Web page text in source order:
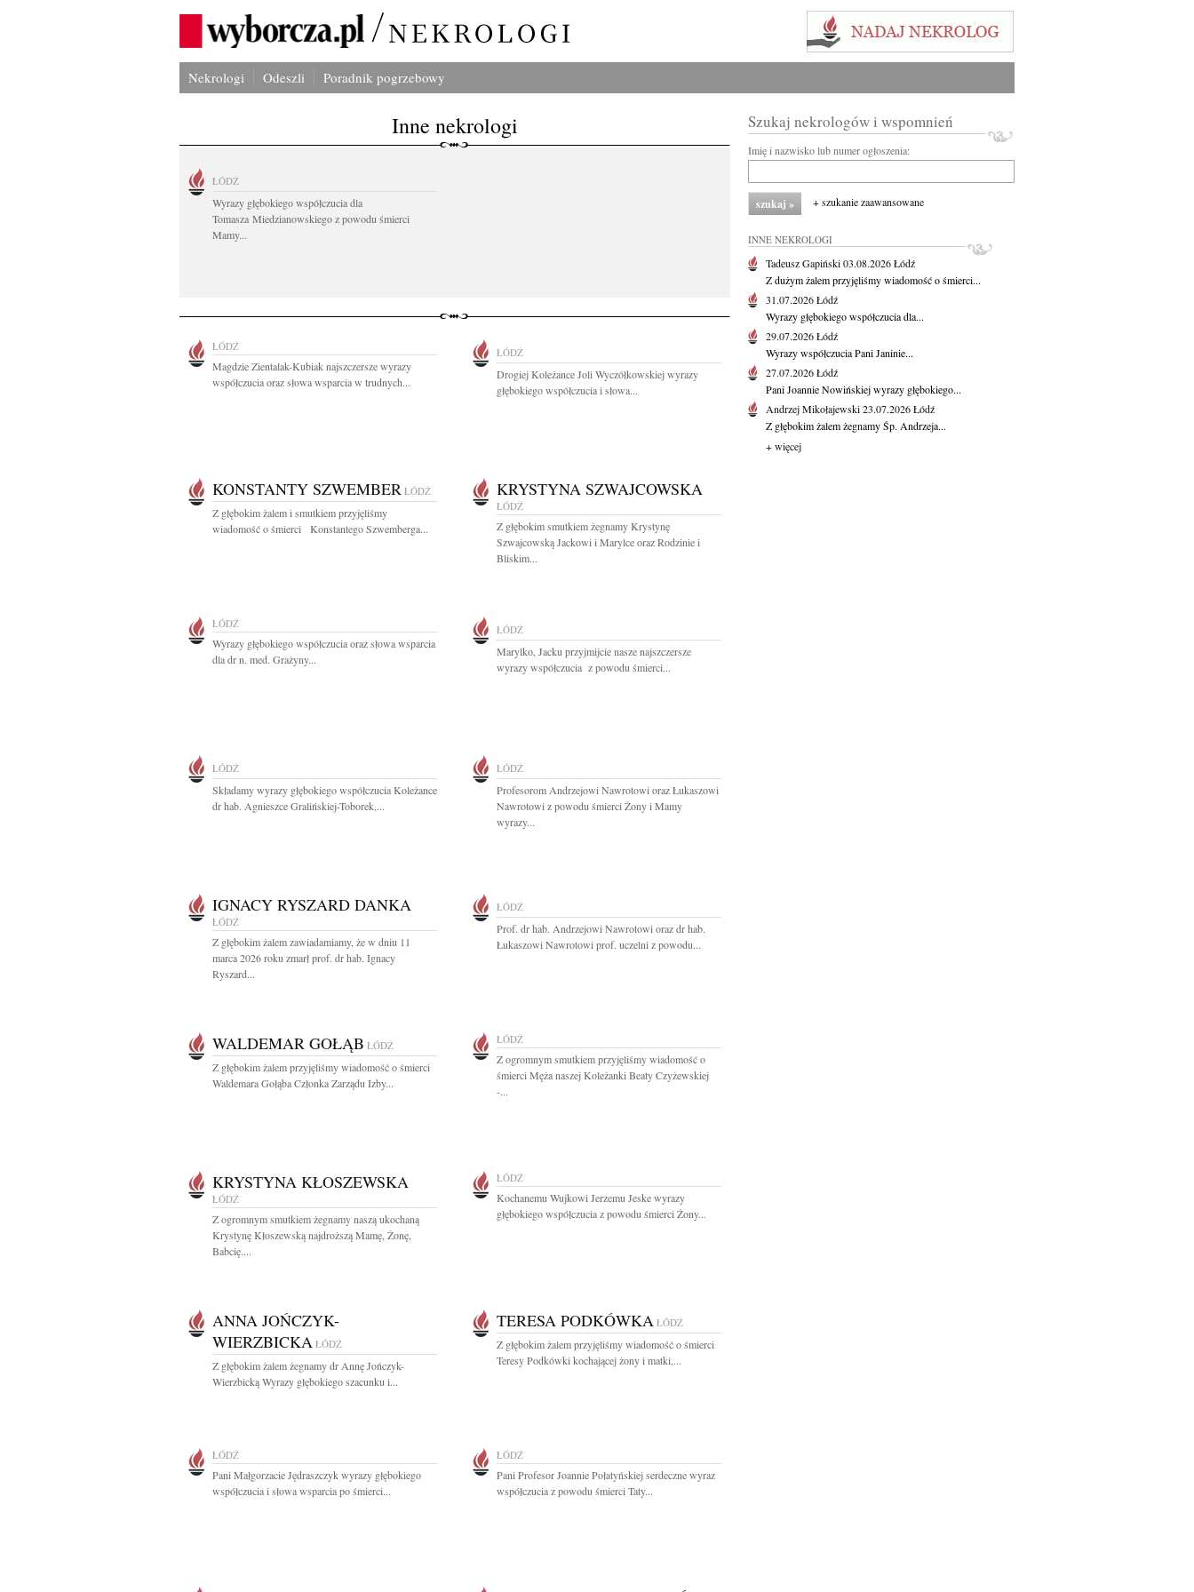
Nekrologi Odeszli Poradnik pogrzebowy
Inne nekrologi
ŁÓDŹ
Wyrazy głębokiego współczucia dla
Tomasza Miedzianowskiego z powodu śmierci
Mamy...
ŁÓDŹ
Magdzie Zientalak-Kubiak najszczersze wyrazy
współczucia oraz słowa wsparcia w trudnych...
ŁÓDŹ
Drogiej Koleżance Joli Wyczółkowskiej wyrazy
głębokiego współczucia i słowa...
KONSTANTY SZWEMBER ŁÓDŹ
Z głębokim żalem i smutkiem przyjęliśmy
wiadomość o śmierci Konstantego Szwemberga...
KRYSTYNA SZWAJCOWSKA
ŁÓDŹ
Z głębokim smutkiem żegnamy Krystynę
Szwajcowską Jackowi i Marylce oraz Rodzinie i
Bliskim...
ŁÓDŹ
Wyrazy głębokiego współczucia oraz słowa wsparcia
dla dr n. med. Grażyny...
ŁÓDŹ
Marylko, Jacku przyjmijcie nasze najszczersze
wyrazy współczucia z powodu śmierci...
ŁÓDŹ
Składamy wyrazy głębokiego współczucia Koleżance
dr hab. Agnieszce Gralińskiej-Toborek,...
ŁÓDŹ
Profesorom Andrzejowi Nawrotowi oraz Łukaszowi
Nawrotowi z powodu śmierci Żony i Mamy
wyrazy...
IGNACY RYSZARD DANKA
ŁÓDŹ
Z głębokim żalem zawiadamiamy, że w dniu 11
marca 2026 roku zmarł prof. dr hab. Ignacy
Ryszard...
ŁÓDŹ
Prof. dr hab. Andrzejowi Nawrotowi oraz dr hab.
Łukaszowi Nawrotowi prof. uczelni z powodu...
WALDEMAR GOŁĄB ŁÓDŹ
Z głębokim żalem przyjęliśmy wiadomość o śmierci
Waldemara Gołąba Członka Zarządu Izby...
ŁÓDŹ
Z ogromnym smutkiem przyjęliśmy wiadomość o
śmierci Męża naszej Koleżanki Beaty Czyżewskiej
-...
KRYSTYNA KŁOSZEWSKA
ŁÓDŹ
Z ogromnym smutkiem żegnamy naszą ukochaną
Krystynę Kłoszewską najdroższą Mamę, Żonę,
Babcię....
ŁÓDŹ
Kochanemu Wujkowi Jerzemu Jeske wyrazy
głębokiego współczucia z powodu śmierci Żony...
ANNA JOŃCZYK-
WIERZBICKA ŁÓDŹ
Z głębokim żalem żegnamy dr Annę Jończyk-
Wierzbicką Wyrazy głębokiego szacunku i...
TERESA PODKÓWKA ŁÓDŹ
Z głębokim żalem przyjęliśmy wiadomość o śmierci
Teresy Podkówki kochającej żony i matki,...
ŁÓDŹ
Pani Małgorzacie Jędraszczyk wyrazy głębokiego
współczucia i słowa wsparcia po śmierci...
ŁÓDŹ
Pani Profesor Joannie Połatyńskiej serdeczne wyraz
współczucia z powodu śmierci Taty...
Szukaj nekrologów i wspomnień
Imię i nazwisko lub numer ogłoszenia:
+ szukanie zaawansowane
INNE NEKROLOGI
Tadeusz Gapiński03.08.2026Łódź
Z dużym żalem przyjęliśmy wiadomość o śmierci...
31.07.2026Łódź
Wyrazy głębokiego współczucia dla...
29.07.2026Łódź
Wyrazy współczucia Pani Janinie...
27.07.2026Łódź
Pani Joannie Nowińskiej wyrazy głębokiego...
Andrzej Mikołajewski23.07.2026Łódź
Z głębokim żalem żegnamy Śp. Andrzeja...
+ więcej